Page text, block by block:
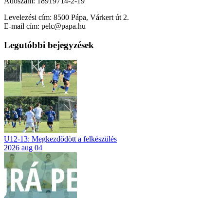
Levelezési cím: 8500 Pápa, Várkert út 2.
E-mail cím: pelc@papa.hu
Legutóbbi bejegyzések
U12-13: Megkezdődött a felkészülés
2026 aug 04